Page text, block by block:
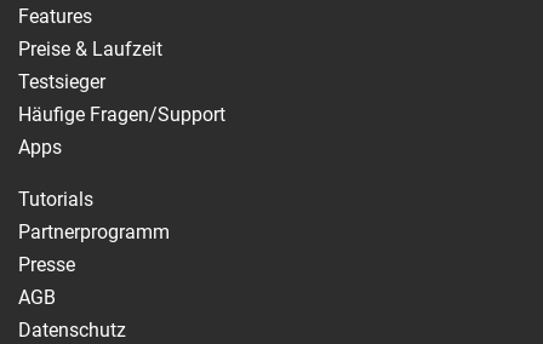
Features
Preise & Laufzeit
Testsieger
Häufige Fragen/Support
Apps
Tutorials
Partnerprogramm
Presse
AGB
Datenschutz